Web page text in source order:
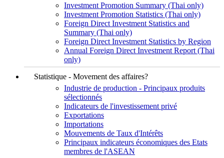
Investment Promotion Summary (Thai only)
Investment Promotion Statistics (Thai only)
Foreign Direct Investment Statistics and
Summary (Thai only)
Foreign Direct Investment Statistics by Region
Annual Foreign Direct Investment Report (Thai
only)
Statistique - Movement des affaires?
Industrie de production - Principaux produits
sélectionnés
Indicateurs de l'investissement privé
Exportations
Importations
Mouvements de Taux d'Intérêts
Principaux indicateurs économiques des Etats
membres de l'ASEAN